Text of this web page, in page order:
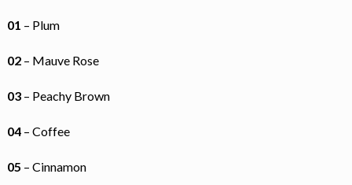
01 – Plum
02 – Mauve Rose
03 – Peachy Brown
04 – Coffee
05 – Cinnamon